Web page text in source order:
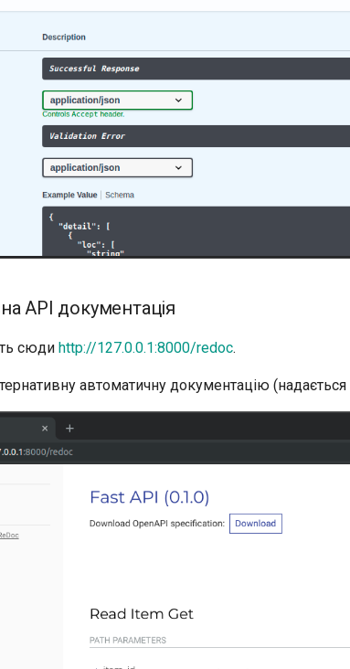
API документація
сюди http://127.0.0.1:8000/redoc.
автоматичну документацію (надається